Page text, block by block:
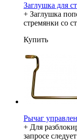
Заглушка для
+ Заглушка
стремянки со
Купить
Рычаг
+ Для
запросе